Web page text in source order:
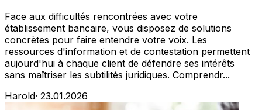
Face aux difficultés rencontrées avec votre
établissement bancaire, vous disposez de solutions
concrètes pour faire entendre votre voix. Les
ressources d'information et de contestation permettent
aujourd'hui à chaque client de défendre ses intérêts
sans maîtriser les subtilités juridiques. Comprendr...
Harold· 23.01.2026